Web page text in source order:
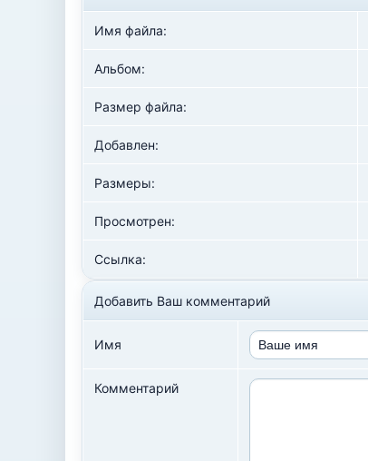
Имя файла:
Альбом:
Размер файла:
Добавлен:
Размеры:
Просмотрен:
Ссылка:
Добавить Ваш комментарий
Имя
Комментарий